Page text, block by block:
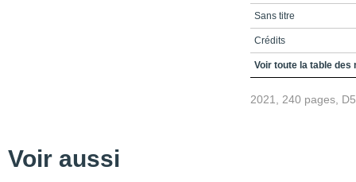
Sans titre
Crédits
Remerciements
Voir toute la table des
2021, 240 pages,
Voir aussi